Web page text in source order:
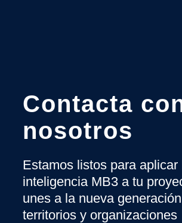
Contacta
nosotros
Estamos listos para aplicar
inteligencia MB3 a tu
unes a la nueva
territorios y organizaciones